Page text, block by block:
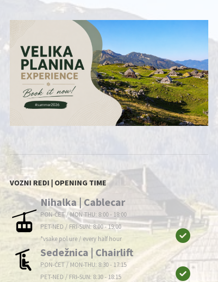
VOZNI REDI | OPENING TIME
Nihalka | Cablecar
PON-ČET / MON-THU: 8:00 - 18:00
PET-NED / FRI-SUN: 8:00 - 19:00
*vsake pol ure / every half hour
Sedežnica | Chairlift
PON-ČET / MON-THU: 8:30 - 17:15
PET-NED / FRI-SUN: 8:30 - 18:15